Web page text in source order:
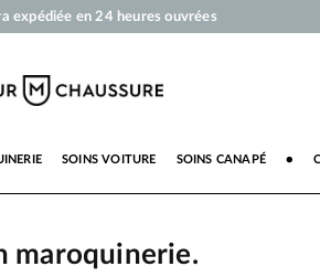
expédiée en 24 heures ouvrées
offerte dès 50 €
SOINS VOITURE SOINS CANAPÉ ●
maroquinerie.